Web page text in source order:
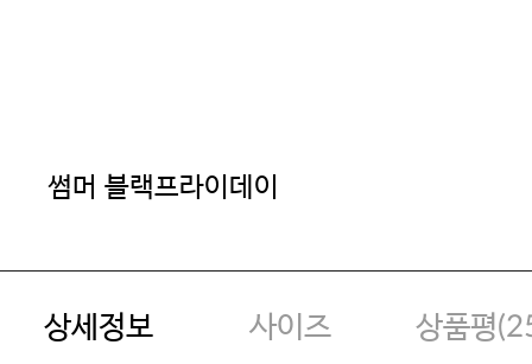
썸머 블랙프라이데이
상세정보 사이즈 상품평(